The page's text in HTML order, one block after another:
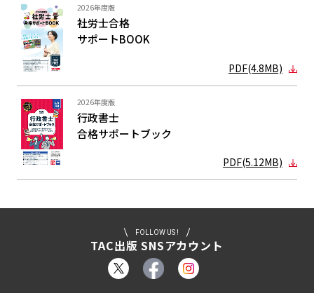
2026年度版
社労士合格
サポートBOOK
PDF(4.8MB)
2026年度版
行政書士
合格サポートブック
PDF(5.12MB)
FOLLOW US !
TAC出版 SNSアカウント